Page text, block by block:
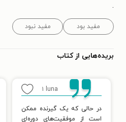
.
مفید بود مفید نبود
بریده‌هایی از کتاب
luna ۱
در حالی که یک گیرنده ممکن
است از موفقیت‌های دوره‌ای